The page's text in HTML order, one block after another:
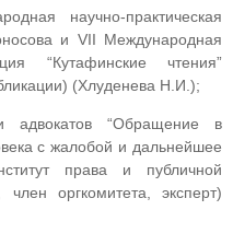
научно-практическая
и VII Международная
“Кутафинские чтения”
(Хлуденева Н.И.);
“Обращение в
с жалобой и дальнейшее
права и публичной
член оргкомитета, эксперт)